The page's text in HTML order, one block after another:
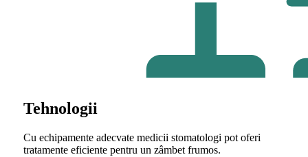
Tehnologii
Cu echipamente adecvate medicii stomatologi pot oferi
tratamente eficiente pentru un zâmbet frumos.